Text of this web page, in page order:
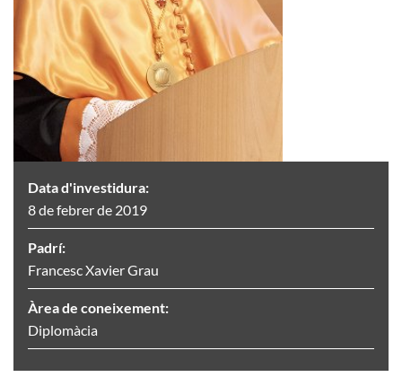
Data d'investidura:
8 de febrer de 2019
Padrí:
Francesc Xavier Grau
Àrea de coneixement:
Diplomàcia